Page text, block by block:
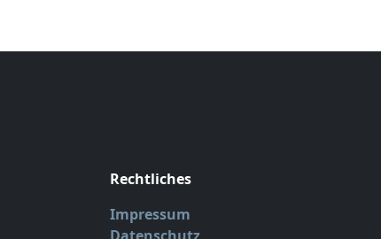
Rechtliches
Impressum